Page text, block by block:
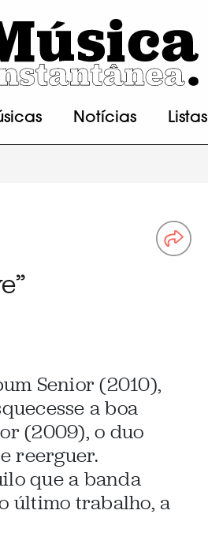
Notícias Listas
Senior (2010),
a boa
(2009), o duo
reerguer.
que a banda
último trabalho, a